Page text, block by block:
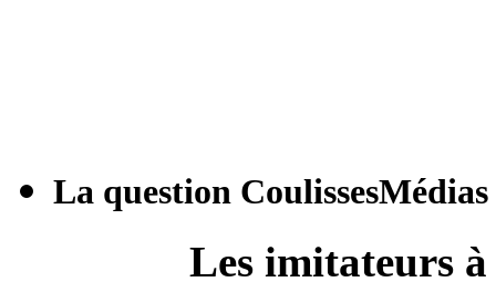
La question CoulissesMédias
Les imitateurs